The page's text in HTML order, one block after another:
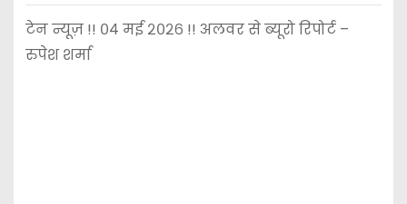
टेन न्यूज़ !! ०४ मई २०२६ !! अलवरसे ब्यूरो रिपोर्ट –
रुपेश शर्मा